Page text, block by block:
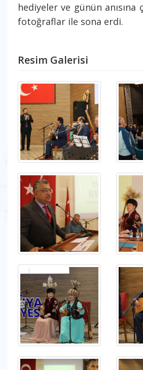
hediyeler ve günün anısına
fotoğraflar ile sona erdi.
Resim Galerisi